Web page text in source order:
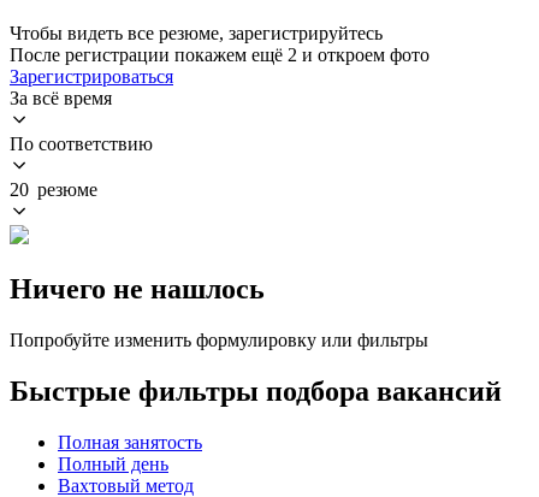
Чтобы видеть все резюме, зарегистрируйтесь
После регистрации покажем ещё 2 и откроем фото
Зарегистрироваться
За всё время
По соответствию
20 резюме
Ничего не нашлось
Попробуйте изменить формулировку или фильтры
Быстрые фильтры подбора вакансий
Полная занятость
Полный день
Вахтовый метод